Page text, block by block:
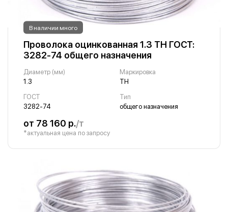
В наличии много
Проволока оцинкованная 1.3 ТН ГОСТ:
3282-74 общего назначения
Диаметр (мм)
1.3
Маркировка
ТН
ГОСТ
3282-74
Тип
общего назначения
от 78 160 р./т
*актуальная цена по запросу